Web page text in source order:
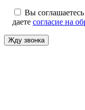
Вы соглашаетесь
даете согласие на